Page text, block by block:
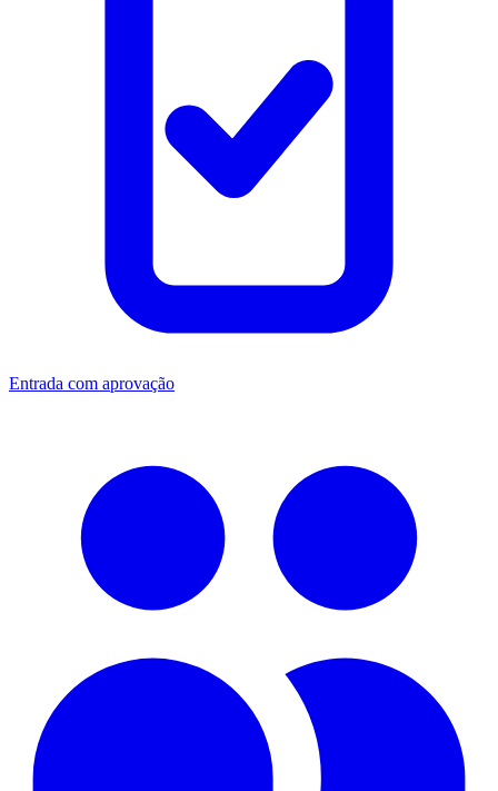
Entrada com aprovação